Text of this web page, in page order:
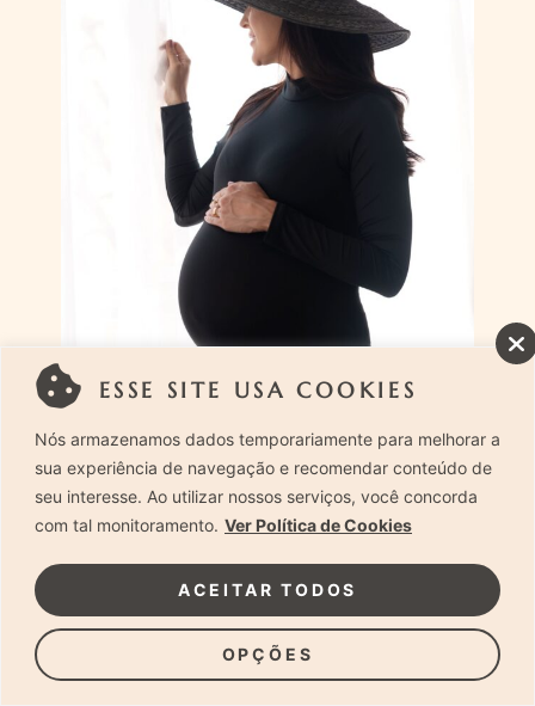
ESSE SITE USA COOKIES
Nós armazenamos dados temporariamente para melhorar a
sua experiência de navegação e recomendar conteúdo de
seu interesse. Ao utilizar nossos serviços, você concorda
com tal monitoramento. Ver Política de Cookies
OPÇÕES
ACEITAR TODOS
Os detalhes podem destacar a personalidade
Converse com nossa equipe